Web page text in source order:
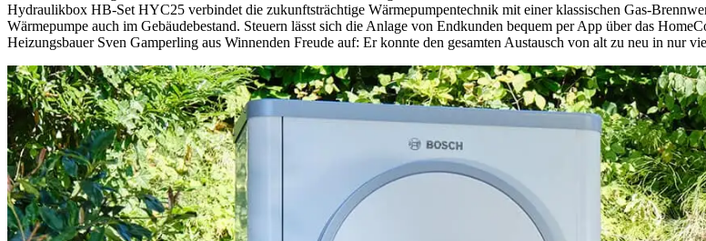
Hydraulikbox HB-Set HYC25 verbindet die zukunftsträchtige Wärmepumpentechnik mit einer klassischen Gas-
Wärmepumpe auch im Gebäudebestand. Steuern lässt sich die Anlage von Endkunden bequem per App über das
Heizungsbauer Sven Gamperling aus Winnenden Freude auf: Er konnte den gesamten Austausch von alt zu neu in nur